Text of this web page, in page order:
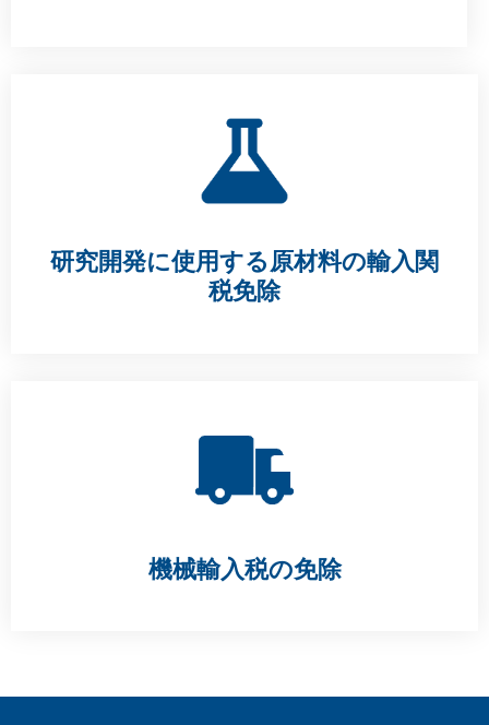
研究開発に使用する原材料の輸入関
税免除
機械輸入税の免除